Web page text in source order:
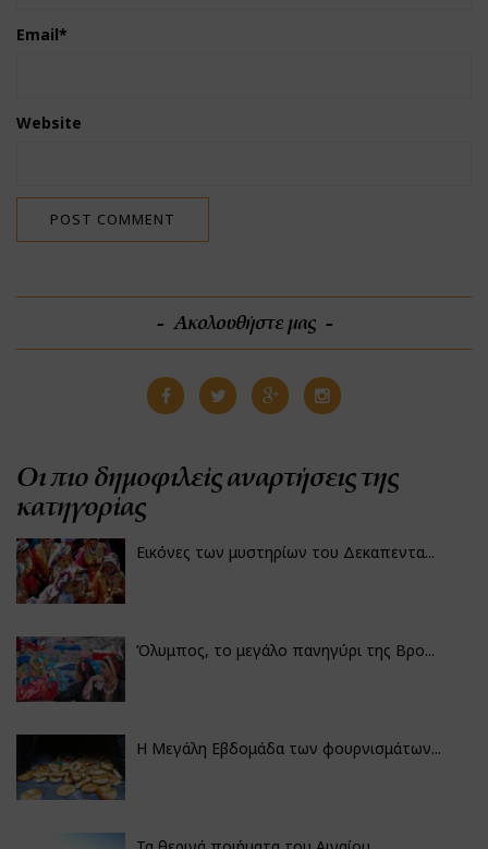
Email*
Website
Ακολουθήστε μας
Οι πιο δημοφιλείς αναρτήσεις της
κατηγορίας
Εικόνες των μυστηρίων του Δεκαπεντα...
Όλυμπος, το μεγάλο πανηγύρι της Βρο...
Η Μεγάλη Εβδομάδα των φουρνισμάτων...